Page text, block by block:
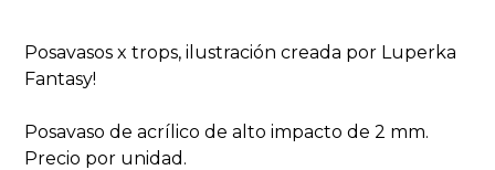
Posavasos x trops, ilustración creada por Luperka
Fantasy!
Posavaso de acrílico de alto impacto de 2 mm.
Precio por unidad.